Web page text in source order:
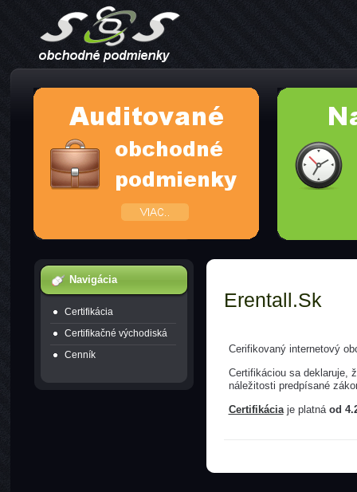
Navigácia
Certifikácia
Certifikačné východiská
Cenník
Erentall.sk
Cerifikovaný internetový
Certifikáciou sa deklaruje,
náležitosti predpísané
Certifikáciaje platná od